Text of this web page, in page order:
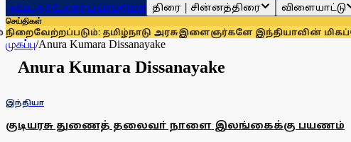
முகப்புதற்போதைய செய்திகள் திரை | சின்னத்திரை விளையாட்டு
செய்திகள்
தமிழ்நாடு அரசுஇளைஞர்களே இந்தியாவின் மிகப்பெரிய
முகப்பு/Anura Kumara Dissanayake
Anura Kumara Dissanayake
இந்தியா
குடியரசு துணைத் தலைவா் நாளை இலங்கைக்கு பயணம்